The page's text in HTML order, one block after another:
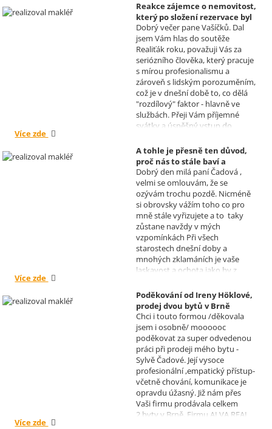
Reakce zájemce o nemovitost,
který po složení rezervace byl
nucen od koupi odstoupit.
Realizoval makléř: David
Vašíček
Dobrý večer pane Vašíčků. Dal
jsem Vám hlas do soutěže
Realiťák roku, považuji Vás za
seriózního člověka, který pracuje
s mírou profesionalismu a
zároveň s lidským porozuměním,
což je v dnešní době to, co dělá
"rozdílový" faktor - hlavně ve
službách. Přeji Vám příjemné
svátky a úspěšný vstup do
Více zde
A tohle je přesně ten důvod,
proč nás to stále baví a
naplňuje, poděkování od pana
Míška.
Realizoval makléř: Sylva
Čadová
Dobrý den milá paní Čadová ,
velmi se omlouvám, že se
ozývám trochu pozdě. Nicméně
si obrovsky vážím toho co pro
mně stále vyřizujete a to taky
zůstane navždy v mých
vzpomínkách Při všech
starostech dnešní doby a
mnohých zklamáních je vaše
laskavost a ochota jako by z
informace a děkuji za vaše úsilí.
Zatím se mějte moc a moc hezky.
S pozdravem Pavel Míšek
Více zde
Poděkování od Ireny Höklové,
prodej dvou bytů v Brně
Realizoval makléř: Sylva
Čadová
Chci i touto formou /děkovala
jsem i osobně/ moooooc
poděkovat za super odvedenou
práci při prodeji mého bytu -
Sylvě Čadové. Její vysoce
profesionální ,empatický přístup-
včetně chování, komunikace je
opravdu úžasný. Již nám přes
Vaši firmu prodávala celkem
2.byty v Brně. Firmu ALVA REAL
Více zde